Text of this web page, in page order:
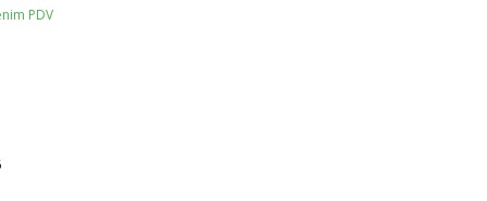
PDV